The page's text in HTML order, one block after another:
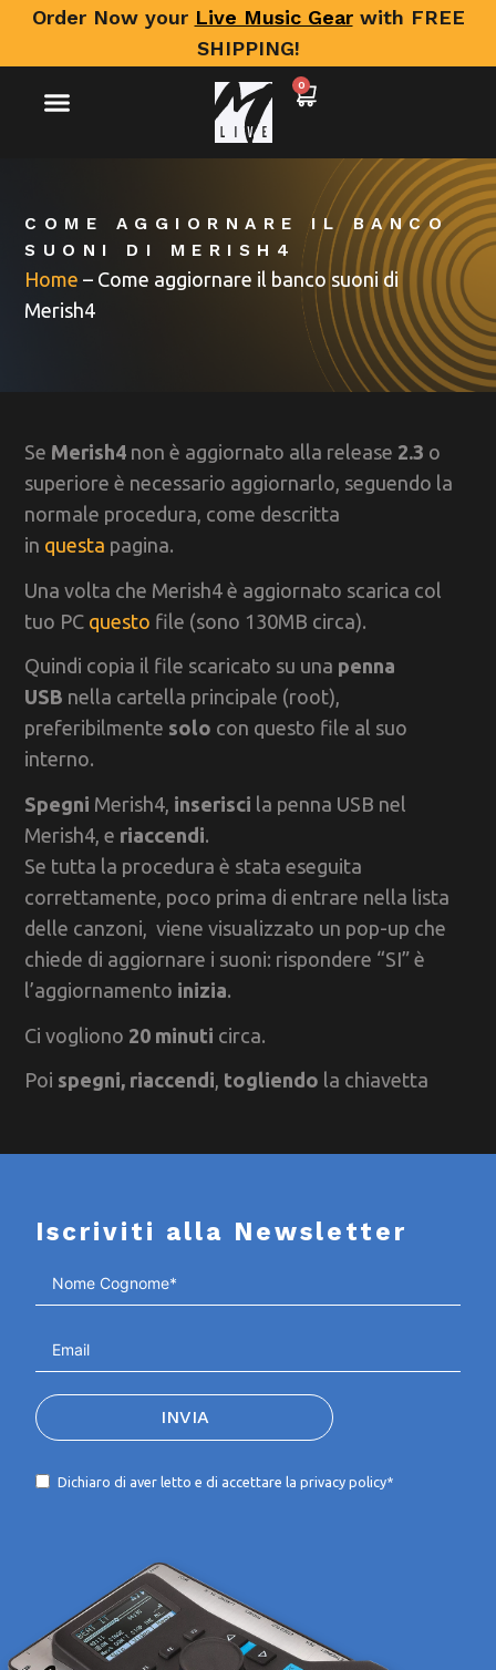
Order Now your Live Music Gearwith FREE
SHIPPING!
0
COME AGGIORNARE IL BANCO
SUONI DI MERISH4
Home – Come aggiornare il banco suoni di
Merish4
Se Merish4 non è aggiornato alla release 2.3 o
superiore è necessario aggiornarlo, seguendo la
normale procedura, come descritta
in questa pagina.
Una volta che Merish4 è aggiornato scarica col
tuo PC questo file (sono 130MB circa).
Quindi copia il file scaricato su una penna
USB nella cartella principale (root),
preferibilmente solo con questo file al suo
interno.
Spegni Merish4, inserisci la penna USB nel
Merish4, e riaccendi.
Se tutta la procedura è stata eseguita
correttamente, poco prima di entrare nella lista
delle canzoni, viene visualizzato un pop-up che
chiede di aggiornare i suoni: rispondere “SI” è
l’aggiornamento inizia.
Ci vogliono 20 minuti circa.
Poi spegni, riaccendi, togliendo la chiavetta
Iscriviti alla Newsletter
INVIA
Dichiaro di aver letto e di accettare laprivacy policy*